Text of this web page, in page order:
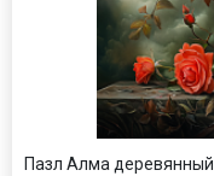
Пазл Алма